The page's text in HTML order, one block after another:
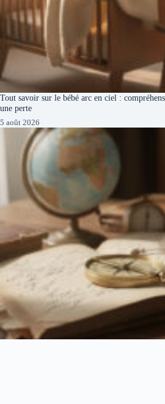
Tout savoir sur le bébé arc en ciel :
une perte
5 août 2026